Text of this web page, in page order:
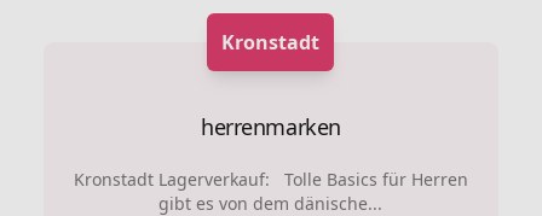
Kronstadt
herrenmarken
Kronstadt Lagerverkauf: Tolle Basics für Herren
gibt es von dem dänische...